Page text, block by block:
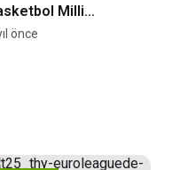
Milli
Yarı Finalde!
önce